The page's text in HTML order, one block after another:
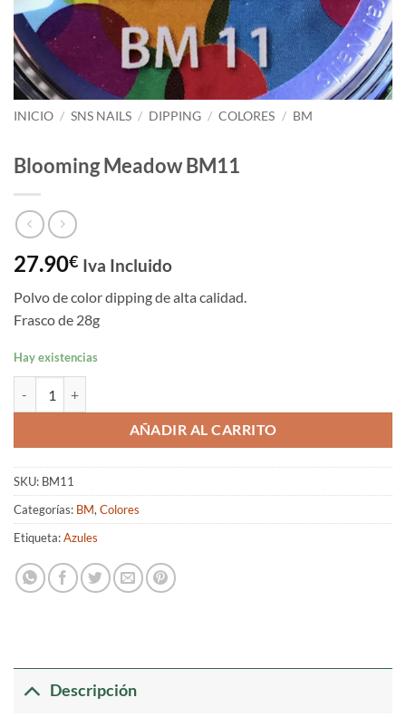
INICIO / SNS NAILS / DIPPING / COLORES / BM
Blooming Meadow BM11
27.90€ Iva Incluido
Polvo de color dipping de alta calidad.
Frasco de 28g
Hay existencias
AÑADIR AL CARRITO
SKU: BM11
Categorías: BM, Colores
Etiqueta:Azules
Descripción